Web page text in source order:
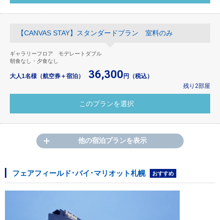
【CANVAS STAY】スタンダードプラン 室料のみ
ギャラリーフロア モデレートダブル
朝食なし・夕食なし
大人1名様（航空券＋宿泊） 36,300円（税込）
残り2部屋
他の宿泊プランを表示
フェアフィールド･バイ･マリオット札幌 おすすめ